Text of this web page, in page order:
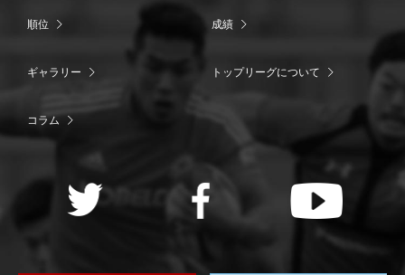
順位 成績
ギャラリー トップリーグについて
コラム